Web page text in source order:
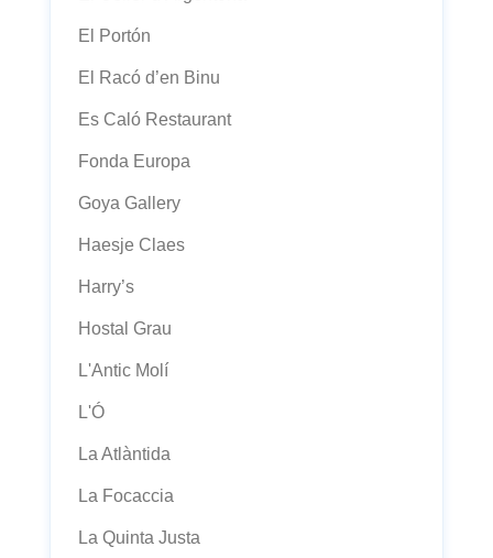
El Portón
El Racó d’en Binu
Es Caló Restaurant
Fonda Europa
Goya Gallery
Haesje Claes
Harry’s
Hostal Grau
L'Antic Molí
L'Ó
La Atlàntida
La Focaccia
La Quinta Justa